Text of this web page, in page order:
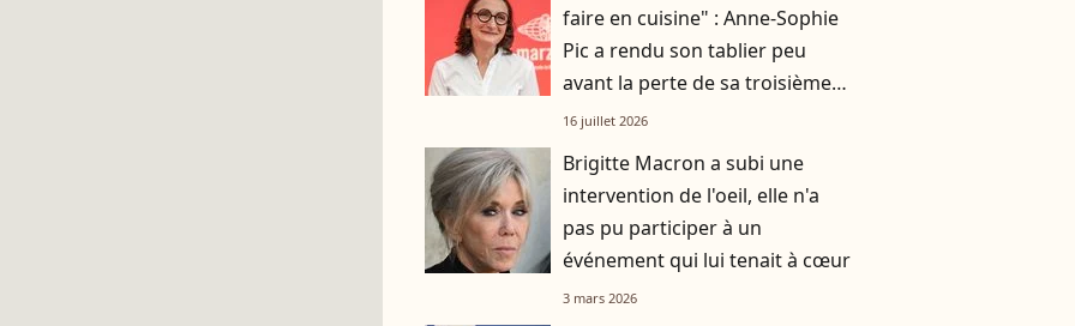
faire en cuisine" : Anne-Sophie
Pic a rendu son tablier peu
avant la perte de sa troisième
étoile
16 juillet 2026
Brigitte Macron a subi une
intervention de l'oeil, elle n'a
pas pu participer à un
événement qui lui tenait à cœur
3 mars 2026